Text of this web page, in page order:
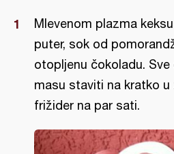
Mlevenom plazma
puter, sok od
otopljenu čokoladu.
masu staviti na kratko u
frižider na par sati.